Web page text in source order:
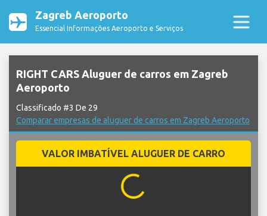
Zagreb Aeroporto
Essencial Informações Aeroporto e Serviços
RIGHT CARS Aluguer de carros em Zagreb
Aeroporto
Classificado #3 De 29
Comparar empresas de aluguer de carros em Zagreb Aeroporto
VALOR IMBATÍVEL ALUGUER DE CARRO
...